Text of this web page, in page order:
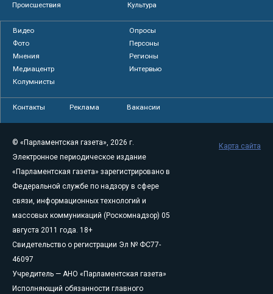
Происшествия
Культура
Видео
Опросы
Фото
Персоны
Мнения
Регионы
Медиацентр
Интервью
Колумнисты
Контакты Реклама Вакансии
© «Парламентская газета», 2026 г.
Электронное периодическое издание
«Парламентская газета» зарегистрировано в
Федеральной службе по надзору в сфере
связи, информационных технологий и
массовых коммуникаций (Роскомнадзор) 05
августа 2011 года. 18+
Свидетельство о регистрации Эл № ФС77-
46097
Учредитель — АНО «Парламентская газета»
Исполняющий обязанности главного
Карта сайта